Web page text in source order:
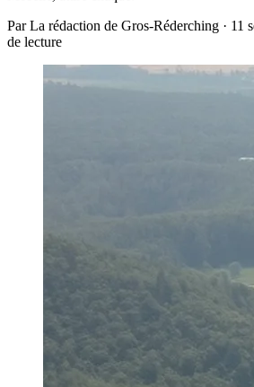
Par La rédaction de Gros-Réderching · 11
de lecture